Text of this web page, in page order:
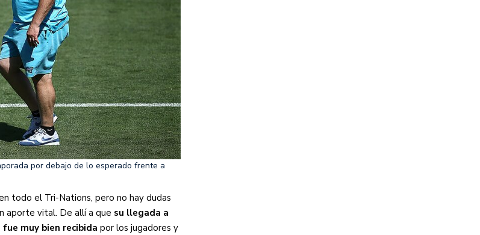
por debajo de lo esperado frente a
todo el Tri-Nations, pero no hay dudas
aporte vital. De allí a que su llegada a
muy bien recibida por los jugadores y